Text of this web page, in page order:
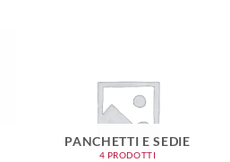
PANCHETTI E SEDIE
4 PRODOTTI